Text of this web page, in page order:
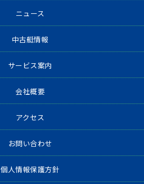
ニュース
中古艇情報
サービス案内
会社概要
アクセス
お問い合わせ
個人情報保護方針